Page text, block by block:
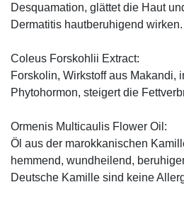
Desquamation, glättet die Haut
Dermatitis hautberuhigend wirken.
Coleus Forskohlii Extract:
Forskolin, Wirkstoff aus Makandi,
Phytohormon, steigert die
Ormenis Multicaulis Flower Oil:
Öl aus der marokkanischen
hemmend, wundheilend,
Deutsche Kamille sind keine